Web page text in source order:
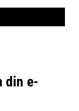
din e-